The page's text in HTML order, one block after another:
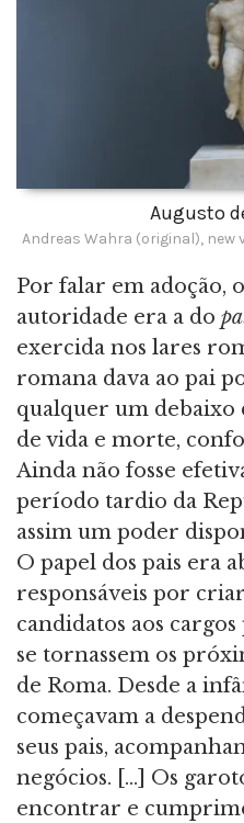
Augusto
Andreas Wahra (original), new
Por falar em adoção,
autoridade era a do
exercida nos lares
romana dava ao pai
qualquer um debaixo
de vida e morte,
Ainda não fosse
período tardio da
assim um poder
O papel dos pais era
responsáveis por
candidatos aos
se tornassem os
de Roma. Desde a
começavam a
seus pais,
negócios. [...] Os
encontrar e